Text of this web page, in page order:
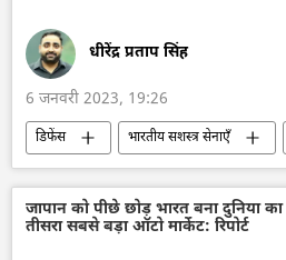
धीरेंद्र प्रताप सिंह
6 जनवरी 2023, 19:26
डिफेंस भारतीय सशस्‍त्र सेनाएँ
भारतीय वायुसेना
जापान को पीछे छोड़ भारत बना दुनिया का
तीसरा सबसे बड़ा ऑटो मार्केट: रिपोर्ट